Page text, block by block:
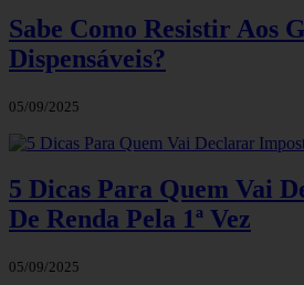
Sabe Como Resistir Aos
Dispensáveis?
05/09/2025
5 Dicas Para Quem Vai
De Renda Pela 1ª Vez
05/09/2025